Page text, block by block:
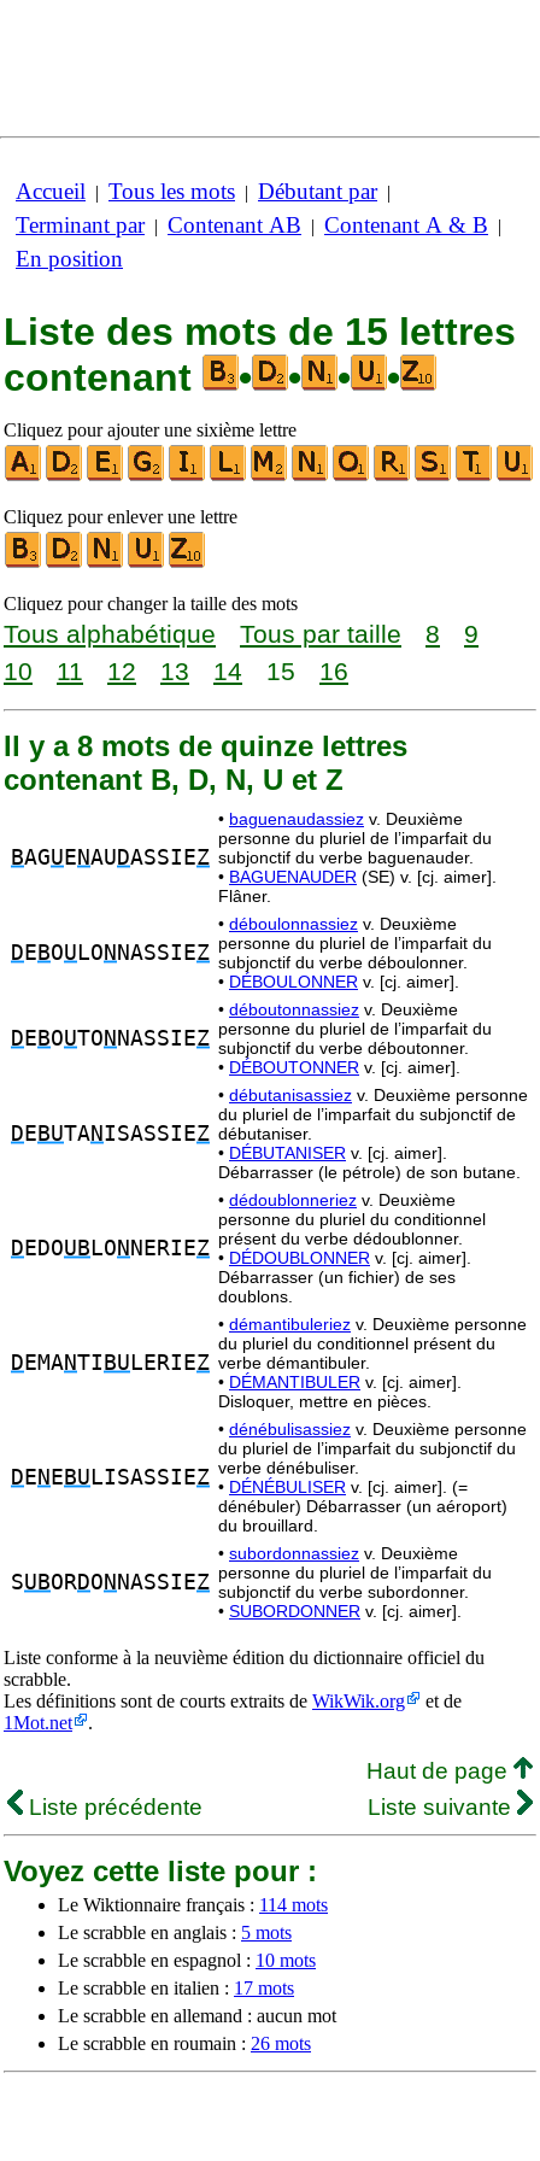
Accueil | Tous les mots | Débutant par|
Terminant par| Contenant AB | Contenant A & B |
En position
Liste des mots de 15 lettres
contenant
• • • •
Cliquez pour ajouter une sixième lettre
Cliquez pour enlever une lettre
Cliquez pour changer la taille des mots
Tous alphabétique Tous par taille 8
9
10
11 12 13 14 15 16
Il y a 8 mots de quinze lettres
contenant B, D, N, U et Z
BAGU E NAU DASSIEZ
• baguenaudassiez v. Deuxième
personne du pluriel de l’imparfait du
subjonctif du verbe baguenauder.
• BAGUENAUDER (SE) v. [cj. aimer].
Flâner.
D E BOU LO N NASSIEZ
• déboulonnassiez v. Deuxième
personne du pluriel de l’imparfait du
subjonctif du verbe déboulonner.
• DÉBOULONNER v. [cj. aimer].
D E BOUTO N NASSIEZ
• déboutonnassiez v. Deuxième
personne du pluriel de l’imparfait du
subjonctif du verbe déboutonner.
• DÉBOUTONNER v. [cj. aimer].
D E BUTAN ISASSIEZ
• débutanisassiez v. Deuxième personne
du pluriel de l’imparfait du subjonctif de
débutaniser.
• DÉBUTANISER v. [cj. aimer].
Débarrasser (le pétrole) de son butane.
D EDOUB LO N NERIEZ
• dédoublonneriez v. Deuxième
personne du pluriel du conditionnel
présent du verbe dédoublonner.
• DÉDOUBLONNER v. [cj. aimer].
Débarrasser (un fichier) de ses
doublons.
D EMANTI BU LERIEZ
• démantibuleriez v. Deuxième personne
du pluriel du conditionnel présent du
verbe démantibuler.
• DÉMANTIBULER v. [cj. aimer].
Disloquer, mettre en pièces.
D E N E BU LISASSIEZ
• dénébulisassiez v. Deuxième personne
du pluriel de l’imparfait du subjonctif du
verbe dénébuliser.
• DÉNÉBULISER v. [cj. aimer]. (=
dénébuler) Débarrasser (un aéroport)
du brouillard.
SUBORDO N NASSIEZ
• subordonnassiez v. Deuxième
personne du pluriel de l’imparfait du
subjonctif du verbe subordonner.
• SUBORDONNER v. [cj. aimer].
Liste conforme à la neuvième édition du dictionnaire officiel du
scrabble.
Les définitions sont de courts extraits de WikWik.org
et de
1Mot.net
.
Haut de page
Liste précédente
Liste suivante
Voyez cette liste pour :
Le Wiktionnaire français : 114 mots
Le scrabble en anglais : 5 mots
Le scrabble en espagnol : 10 mots
Le scrabble en italien : 17 mots
Le scrabble en allemand : aucun mot
Le scrabble en roumain : 26 mots